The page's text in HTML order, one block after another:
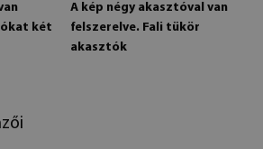
két
A kép négy akasztóval van
felszerelve. Fali tükör
akasztók